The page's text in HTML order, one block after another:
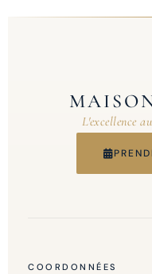
L'excellence
COORDONNÉES